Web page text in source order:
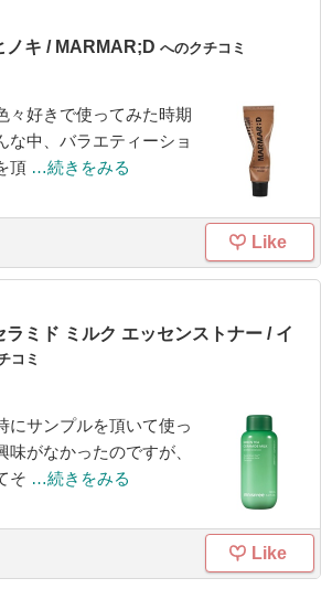
ノキ / MARMAR;D へのクチコミ
々好きで使ってみた時期
な中、バラエティーショ
頂 …続きをみる
Like
ミド ミルク エッセンストナー / イ
コミ
にサンプルを頂いて使っ
がなかったのですが、
そ …続きをみる
Like